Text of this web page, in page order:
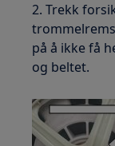
2. Trekk
på å ikke få
og beltet.